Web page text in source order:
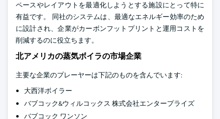
ペースやレイアウトを最適化しようとする施設にとって特に
有益です。 同社のシステムは、最適なエネルギー効率のため
に設計され、企業がカーボンフットプリントと運用コストを
削減するのに役立ちます。
北アメリカの蒸気ボイラの市場企業
主要な企業のプレーヤーは下記のものを含んでいます:
大西洋ボイラー
バブコック&ウィルコックス 株式会社エンタープライズ
バブコック ワンソン